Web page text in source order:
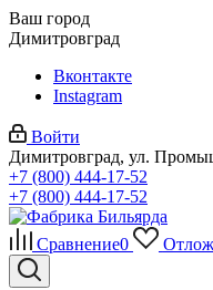
Ваш город
Димитровград
Вконтакте
Instagram
Войти
Димитровград, ул.
+7 (800) 444-17-52
+7 (800) 444-17-52
Сравнение0